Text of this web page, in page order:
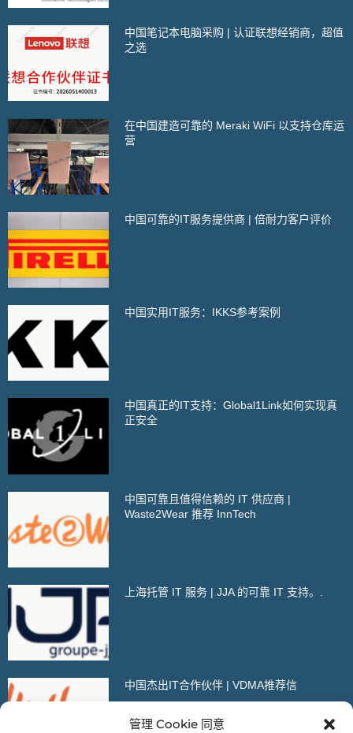
管理 Cookie 同意
中国笔记本电脑采购 | 认证联想经销商，超值
之选
在中国建造可靠的 Meraki WiFi 以支持仓库运
营
中国可靠的IT服务提供商 | 倍耐力客户评价
中国实用IT服务：IKKS参考案例
中国真正的IT支持：Global1Link如何实现真
正安全
中国可靠且值得信赖的 IT 供应商 |
Waste2Wear 推荐 InnTech
上海托管 IT 服务 | JJA 的可靠 IT 支持。.
中国杰出IT合作伙伴 | VDMA推荐信